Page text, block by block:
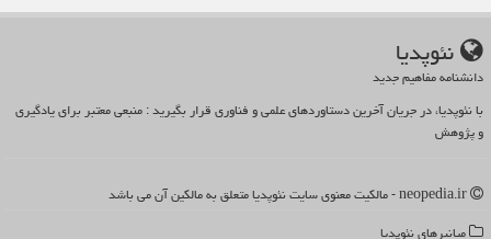
نئوپدیا
دانشنامه مفاهیم جدید
با نئوپدیا، در جریان آخرین دستاوردهای علمی و فناوری قرار بگیرید : منبعی معتبر برای یادگیری
و پژوهش
میانبرهای نئوپدیا